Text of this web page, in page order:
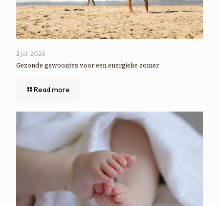
2 juli 2026
Gezonde gewoontes voor een energieke zomer
Read more